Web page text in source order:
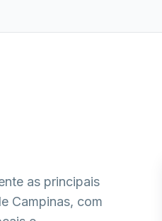
as principais
Campinas, com